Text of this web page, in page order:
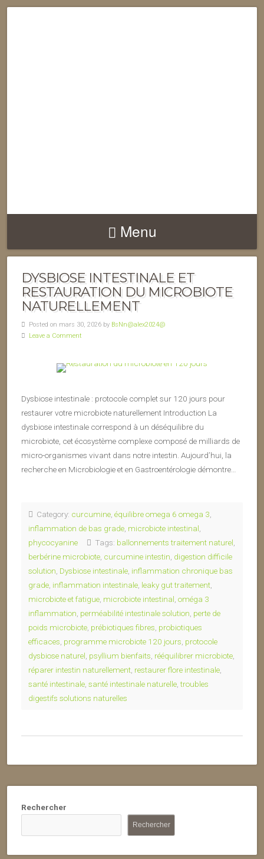
Menu
DYSBIOSE INTESTINALE ET
RESTAURATION DU MICROBIOTE
NATURELLEMENT
Posted on mars 30, 2026 by BsNn@alex2024@
Leave a Comment
Dysbiose intestinale : protocole complet sur 120 jours pour
restaurer votre microbiote naturellement Introduction La
dysbiose intestinale correspond à un déséquilibre du
microbiote, cet écosystème complexe composé de milliards de
micro-organismes vivant dans notre intestin. Aujourd’hui, la
recherche en Microbiologie et en Gastroentérologie démontre…
Category: curcumine équilibre omega 6 omega 3
inflammation de bas grade microbiote intestinal
phycocyanine
Tags: ballonnements traitement naturel
berbérine microbiote curcumine intestin digestion difficile
solution Dysbiose intestinale inflammation chronique bas
grade inflammation intestinale leaky gut traitement
microbiote et fatigue microbiote intestinal oméga 3
inflammation perméabilité intestinale solution perte de
poids microbiote prébiotiques fibres probiotiques
efficaces programme microbiote 120 jours protocole
dysbiose naturel psyllium bienfaits rééquilibrer microbiote
réparer intestin naturellement restaurer flore intestinale
santé intestinale santé intestinale naturelle ,troubles
digestifs solutions naturelles
Rechercher
Rechercher